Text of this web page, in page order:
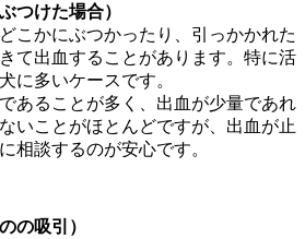
つけた場合）
こかにぶつかったり、引っかかれた
て出血することがあります。特に活
に多いケースです。
であることが多く、出血が少量であれ
いことがほとんどですが、出血が止
相談するのが安心です。
の吸引）